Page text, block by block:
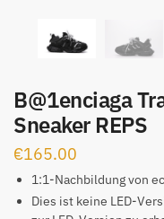
B@1enciaga
Sneaker REPS
€165.00
1:1-Nachbildung von
Dies ist keine LED-